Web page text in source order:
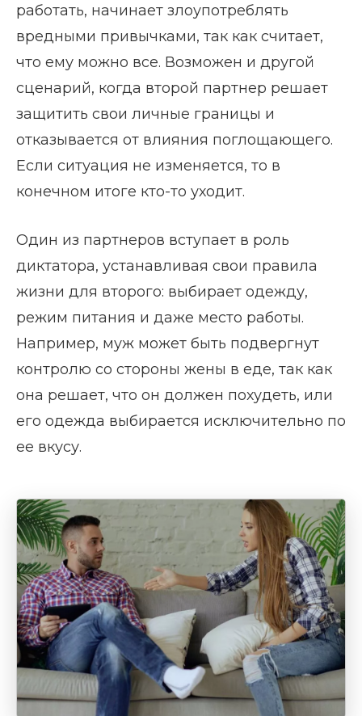
работать, начинает злоупотреблять
вредными привычками, так как считает,
что ему можно все. Возможен и другой
сценарий, когда второй партнер решает
защитить свои личные границы и
отказывается от влияния поглощающего.
Если ситуация не изменяется, то в
конечном итоге кто-то уходит.
Один из партнеров вступает в роль
диктатора, устанавливая свои правила
жизни для второго: выбирает одежду,
режим питания и даже место работы.
Например, муж может быть подвергнут
контролю со стороны жены в еде, так как
она решает, что он должен похудеть, или
его одежда выбирается исключительно по
ее вкусу.